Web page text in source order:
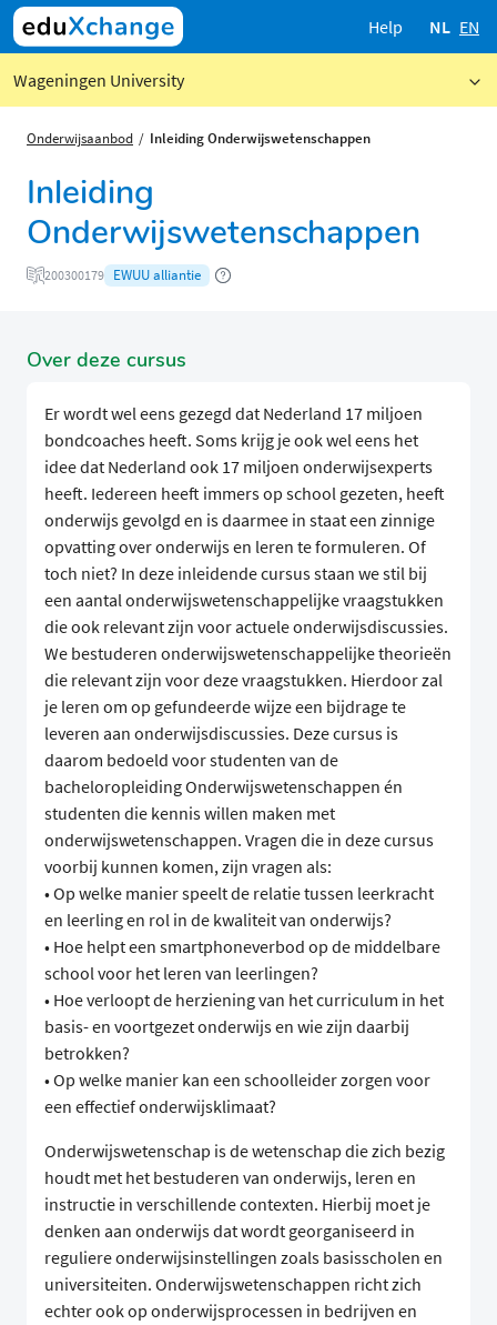
Help NL EN
Wageningen University
Onderwijsaanbod Inleiding Onderwijswetenschappen
Inleiding
Onderwijswetenschappen
200300179 EWUU alliantie
Over deze cursus
Er wordt wel eens gezegd dat Nederland 17 miljoen
bondcoaches heeft. Soms krijg je ook wel eens het
idee dat Nederland ook 17 miljoen onderwijsexperts
heeft. Iedereen heeft immers op school gezeten, heeft
onderwijs gevolgd en is daarmee in staat een zinnige
opvatting over onderwijs en leren te formuleren. Of
toch niet? In deze inleidende cursus staan we stil bij
een aantal onderwijswetenschappelijke vraagstukken
die ook relevant zijn voor actuele onderwijsdiscussies.
We bestuderen onderwijswetenschappelijke theorieën
die relevant zijn voor deze vraagstukken. Hierdoor zal
je leren om op gefundeerde wijze een bijdrage te
leveren aan onderwijsdiscussies. Deze cursus is
daarom bedoeld voor studenten van de
bacheloropleiding Onderwijswetenschappen én
studenten die kennis willen maken met
onderwijswetenschappen. Vragen die in deze cursus
voorbij kunnen komen, zijn vragen als:
• Op welke manier speelt de relatie tussen leerkracht
en leerling en rol in de kwaliteit van onderwijs?
• Hoe helpt een smartphoneverbod op de middelbare
school voor het leren van leerlingen?
• Hoe verloopt de herziening van het curriculum in het
basis- en voortgezet onderwijs en wie zijn daarbij
betrokken?
• Op welke manier kan een schoolleider zorgen voor
een effectief onderwijsklimaat?
Onderwijswetenschap is de wetenschap die zich bezig
houdt met het bestuderen van onderwijs, leren en
instructie in verschillende contexten. Hierbij moet je
denken aan onderwijs dat wordt georganiseerd in
reguliere onderwijsinstellingen zoals basisscholen en
universiteiten. Onderwijswetenschappen richt zich
echter ook op onderwijsprocessen in bedrijven en